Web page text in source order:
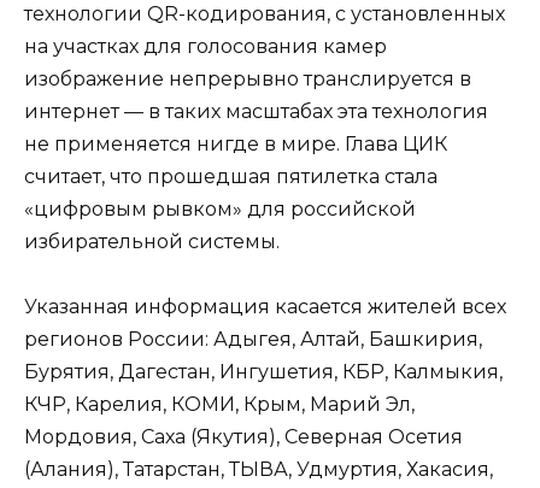
технологии QR-кодирования, с установленных
на участках для голосования камер
изображение непрерывно транслируется в
интернет — в таких масштабах эта технология
не применяется нигде в мире. Глава ЦИК
считает, что прошедшая пятилетка стала
«цифровым рывком» для российской
избирательной системы.
Указанная информация касается жителей всех
регионов России: Адыгея, Алтай, Башкирия,
Бурятия, Дагестан, Ингушетия, КБР, Калмыкия,
КЧР, Карелия, КОМИ, Крым, Марий Эл,
Мордовия, Саха (Якутия), Северная Осетия
(Алания), Татарстан, ТЫВА, Удмуртия, Хакасия,